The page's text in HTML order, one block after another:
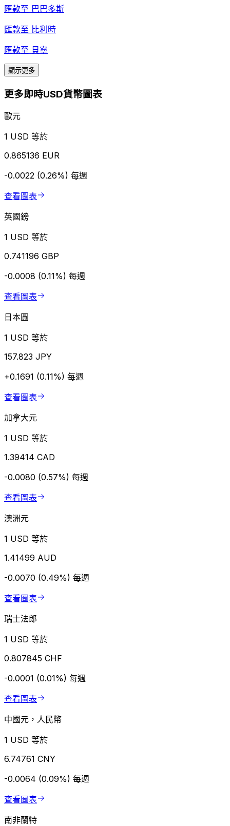
匯款至 巴巴多斯
匯款至 比利時
匯款至 貝寧
顯示更多
更多即時USD貨幣圖表
歐元
1 USD 等於
0.865136 EUR
-0.0022 (0.26%) 每週
查看圖表
英國鎊
1 USD 等於
0.741196 GBP
-0.0008 (0.11%) 每週
查看圖表
日本圓
1 USD 等於
157.823 JPY
+0.1691 (0.11%) 每週
查看圖表
加拿大元
1 USD 等於
1.39414 CAD
-0.0080 (0.57%) 每週
查看圖表
澳洲元
1 USD 等於
1.41499 AUD
-0.0070 (0.49%) 每週
查看圖表
瑞士法郎
1 USD 等於
0.807845 CHF
-0.0001 (0.01%) 每週
查看圖表
中國元，人民幣
1 USD 等於
6.74761 CNY
-0.0064 (0.09%) 每週
查看圖表
南非蘭特